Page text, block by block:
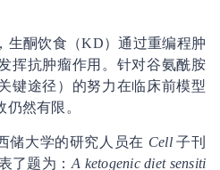
生酮饮食（KD）通过重编程肿
挥抗肿瘤作用。针对谷氨酰胺
键途径）的努力在临床前模型
然有限。
储大学的研究人员在 Cell子刊
了题为： A ketogenic diet sensiti